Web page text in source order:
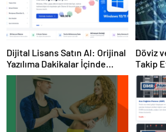
Dijital Lisans Satın Al: Orijinal
Yazılıma Dakikalar İçinde
Sahip Olun
Döviz
Takip